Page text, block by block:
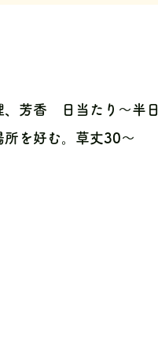
芳香 日当たり〜半日
を好む。草丈30〜